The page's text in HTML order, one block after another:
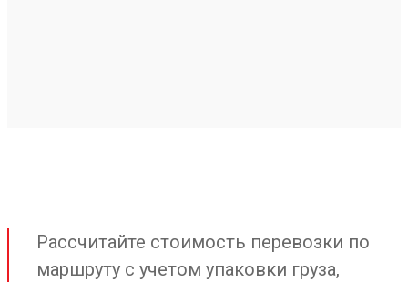
Рассчитайте стоимость перевозки по
маршруту с учетом упаковки груза,